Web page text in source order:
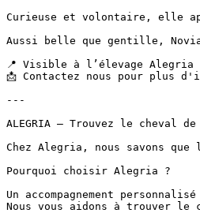
Curieuse et volontaire, elle
Aussi belle que gentille,
📍 Visible à l’élevage Alegria
📩 Contactez nous pour plus
---
ALEGRIA – Trouvez le
Chez Alegria, nous savons
Pourquoi choisir Alegria ?
Un accompagnement
Nous vous aidons à trouver